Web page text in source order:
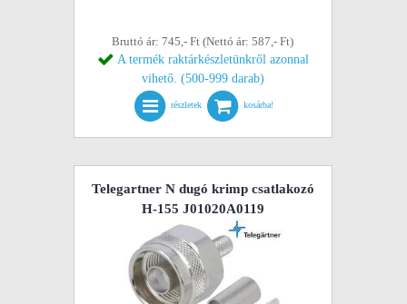
Bruttó ár: 745,- Ft (Nettó ár: 587,- Ft)
A termék raktárkészletünkről azonnal
vihető. (500-999 darab)
részletek kosárba!
Telegartner N dugó krimp csatlakozó
H-155 J01020A0119